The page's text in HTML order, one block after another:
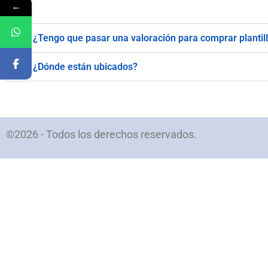
¿Tengo que pasar una valoración para comprar
¿Dónde están ubicados?
©2026 - Todos los derechos reservados.
←